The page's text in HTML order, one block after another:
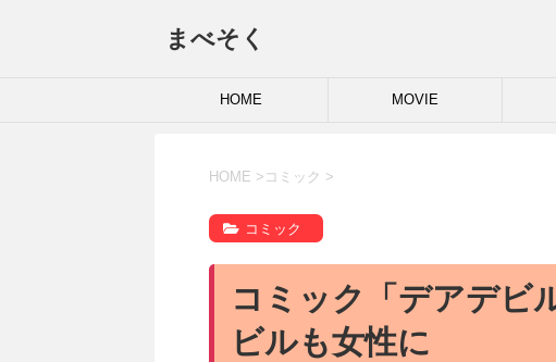
まべそく
HOME MOVIE
HOME > コミック >
コミック
コミック「デアデビ
ビルも女性に